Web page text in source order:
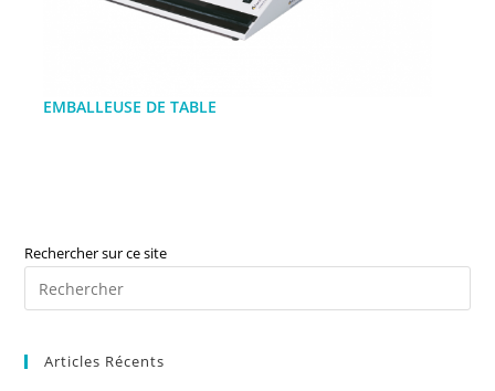
EMBALLEUSE DE TABLE
Rechercher sur ce site
Articles Récents